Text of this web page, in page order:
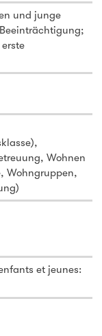
und junge
Wohnen
Wohngruppen,
et jeunes: